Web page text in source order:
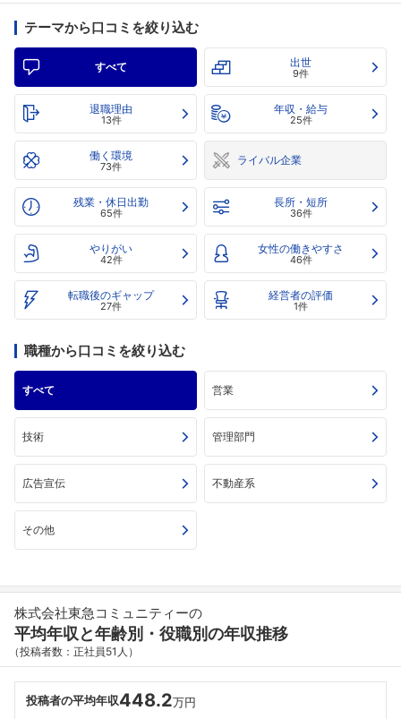
テーマから口コミを絞り込む
すべて 出世
9件
退職理由
13件
年収・給与
25件
働く環境
73件 ライバル企業
残業・休日出勤
65件
長所・短所
36件
やりがい
42件
女性の働きやすさ
46件
転職後のギャップ
27件
経営者の評価
1件
職種から口コミを絞り込む
すべて 営業
技術 管理部門
広告宣伝 不動産系
その他
株式会社東急コミュニティーの
平均年収と年齢別・役職別の年収推移
（投稿者数：正社員51人）
投稿者の平均年収448.2万円